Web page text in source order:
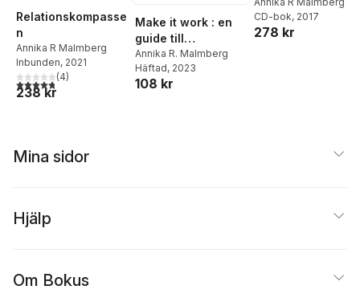
Relationskompasse
n
Annika R Malmberg
Inbunden, 2021
4,8utav 5 stjärnor. Totalt antal röster:
(4)
238 kr
Make it work : en
guide till
fungerande
relationer
Annika R. Malmberg
Häftad, 2023
108 kr
fungerande
relationer
CD-bok, 2017
278 kr
Mina sidor
Hjälp
Om Bokus